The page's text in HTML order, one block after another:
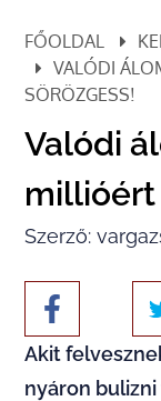
FŐOLDAL
VALÓDI
SÖRÖZGESS!
Valódi
millióért
Szerző:
Akit
nyáron